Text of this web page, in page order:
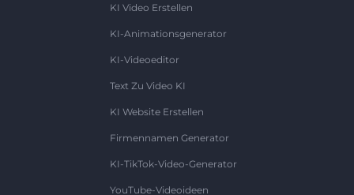
KI Video Erstellen
KI-Animationsgenerator
KI-Videoeditor
Text Zu Video KI
KI Website Erstellen
Firmennamen Generator
KI-TikTok-Video-Generator
YouTube-Videoideen